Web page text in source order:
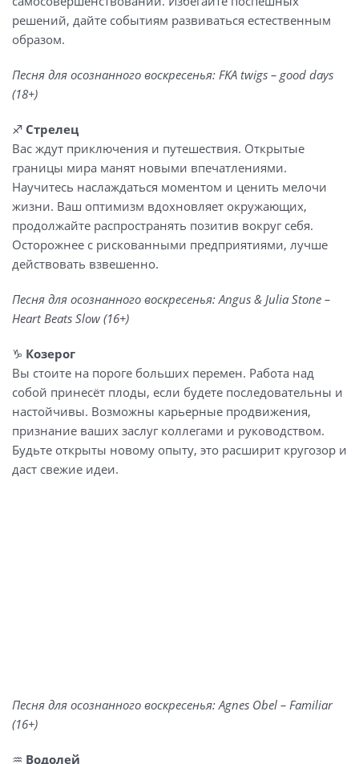
решений, дайте событиям развиваться естественным
образом.
Песня для осознанного воскресенья: FKA twigs – good days
(18+)
♐️ Стрелец
Вас ждут приключения и путешествия. Открытые
границы мира манят новыми впечатлениями.
Научитесь наслаждаться моментом и ценить мелочи
жизни. Ваш оптимизм вдохновляет окружающих,
продолжайте распространять позитив вокруг себя.
Осторожнее с рискованными предприятиями, лучше
действовать взвешенно.
Песня для осознанного воскресенья: Angus & Julia Stone –
Heart Beats Slow (16+)
♑️ Козерог
Вы стоите на пороге больших перемен. Работа над
собой принесёт плоды, если будете последовательны и
настойчивы. Возможны карьерные продвижения,
признание ваших заслуг коллегами и руководством.
Будьте открыты новому опыту, это расширит кругозор и
даст свежие идеи.
Песня для осознанного воскресенья: Agnes Obel – Familiar
(16+)
♒️ Водолей